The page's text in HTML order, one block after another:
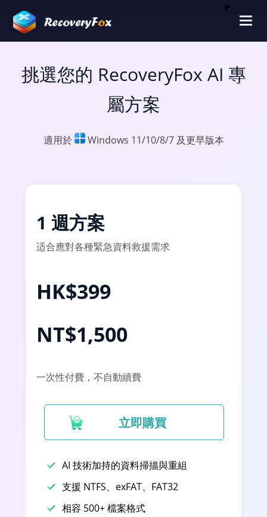
挑選您的 RecoveryFox AI 專
屬方案
適用於 Windows 11/10/8/7 及更早版本
1 週方案
适合應對各種緊急資料救援需求
HK$399
NT$1,500
一次性付費，不自動續費
立即購買
AI 技術加持的資料掃描與重組
支援 NTFS、exFAT、FAT32
相容 500+ 檔案格式